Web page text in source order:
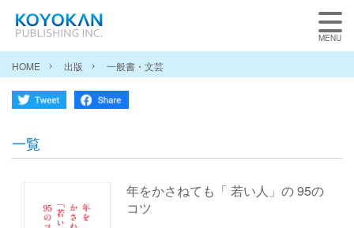
HOME 出版 一般書・文芸
一覧
年をかさねても「 若い人」の 95の
コツ